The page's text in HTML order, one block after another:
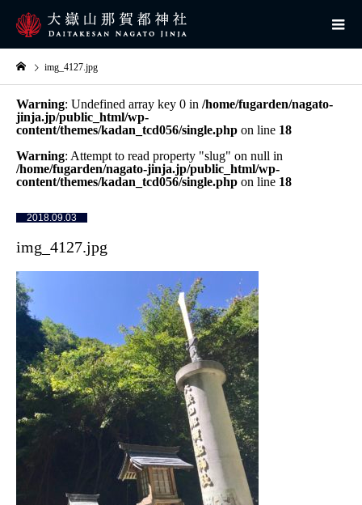
img_4127.jpg
Warning: Undefined array key 0 in /home/fugarden/nagato-
jinja.jp/public_html/wp-
content/themes/kadan_tcd056/single.php on line 18
Warning: Attempt to read property "slug" on null in
/home/fugarden/nagato-jinja.jp/public_html/wp-
content/themes/kadan_tcd056/single.php on line 18
2018.09.03
img_4127.jpg